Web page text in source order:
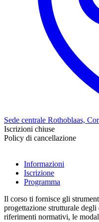
Sede centrale Rothoblaas,
Iscrizioni chiuse
Policy di cancellazione
Informazioni
Iscrizione
Programma
Il corso ti fornisce gli
progettazione strutturale degli
riferimenti normativi, le